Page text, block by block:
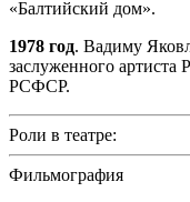
«Балтийский дом».
1978 год. Вадиму
заслуженного
РСФСР.
Роли в театре:
Фильмография